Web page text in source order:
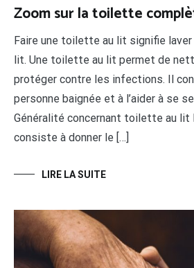
Zoom sur la toilette
Faire une toilette au lit signifie laver
lit. Une toilette au lit permet de
protéger contre les infections. Il
personne baignée et à l’aider à se
Généralité concernant toilette au
consiste à donner le […]
LIRE LA SUITE